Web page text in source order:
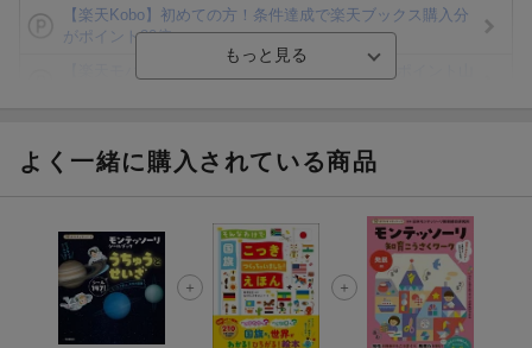
【楽天Kobo】初めての方！条件達成で楽天ブックス購入分
がポイント20倍
ト山分け
エントリー＆3,000円以上購入で無料データSIM（3GB/月プ
ラン）が当たる！
楽天モバイル紹介キャンペーンの拡散で300円OFFクーポン
進呈
よく一緒に購入されている商品